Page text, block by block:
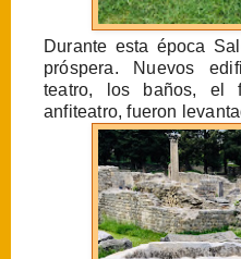
Durante esta época
próspera. Nuevos
teatro, los baños, el
anfiteatro, fueron